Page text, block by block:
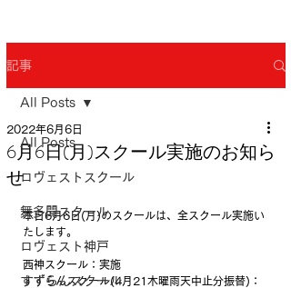
記事
All Posts
ロヴェストスクール
舞多聞スクール
ロヴェスト神戸
すずらんスクール
All Posts
6月6日(月)スクール実施のお知ら
せ
2022年6月6日
本日6月6日(月)のスクールは、全スクール実施い
たします。
西神スクール：実施
すずらんスクール(4月21木曜雨天中止分振替)：